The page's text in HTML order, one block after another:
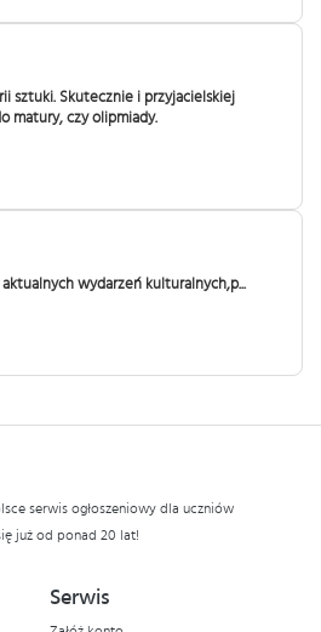
sztuki. Skutecznie i przyjacielskiej
matury, czy olipmiady.
wydarzeń kulturalnych,p...
serwis ogłoszeniowy dla uczniów
już od ponad 20 lat!
Serwis